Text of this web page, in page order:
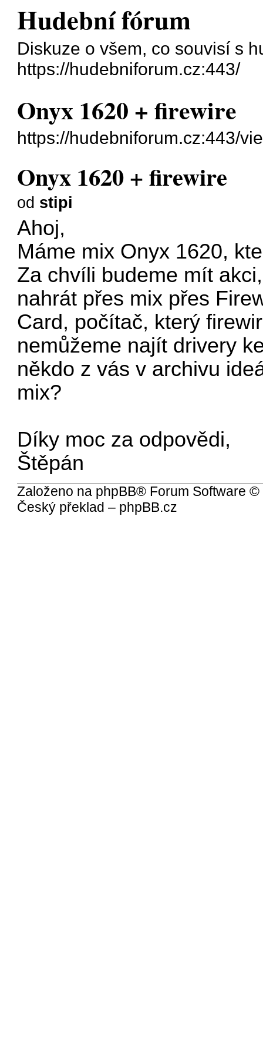
Hudební fórum
Diskuze o všem, co souvisí s
https://hudebniforum.cz:443/
Onyx 1620 + firewire
https://hudebniforum.cz:443/
Onyx 1620 + firewire
od stipi
Ahoj,
Máme mix Onyx 1620,
Za chvíli budeme mít
nahrát přes mix přes
Card, počítač, který
nemůžeme najít drivery
někdo z vás v archivu
mix?
Díky moc za odpovědi,
Štěpán
Založeno na phpBB® Forum Software ©
Český překlad – phpBB.cz